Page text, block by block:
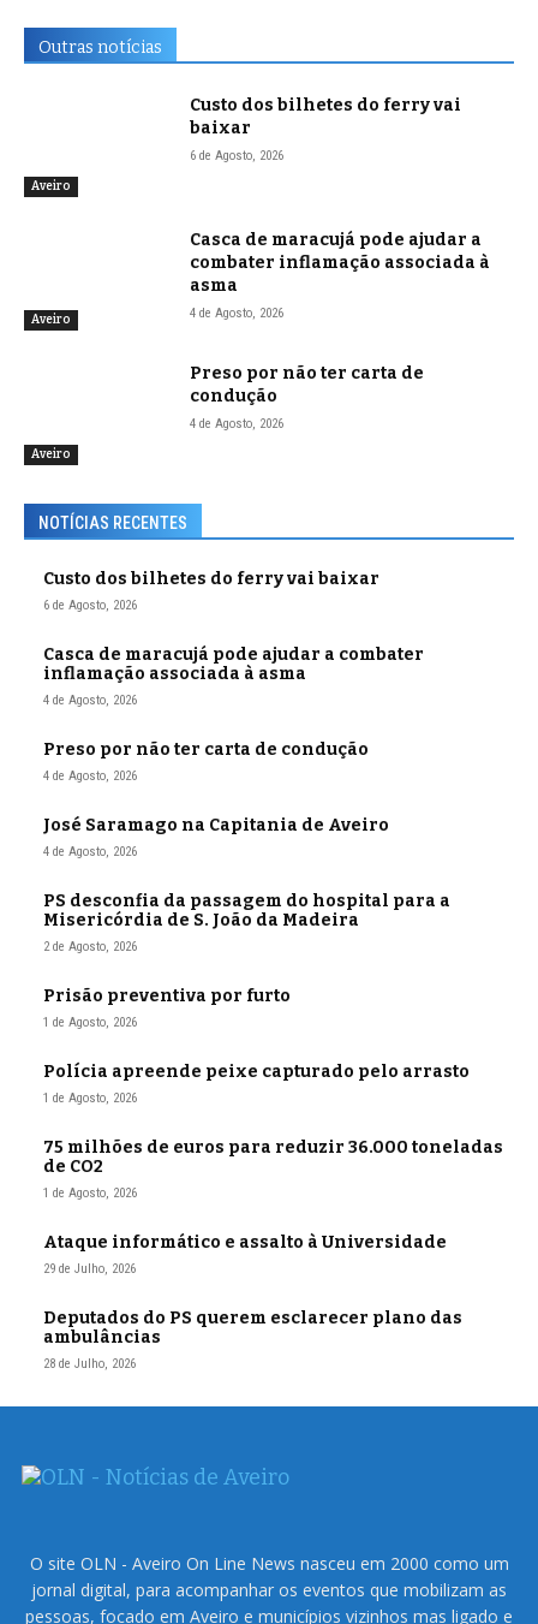
Outras notícias
Aveiro
Custo dos bilhetes do ferry vai
baixar
6 de Agosto, 2026
Aveiro
Casca de maracujá pode ajudar a
combater inflamação associada à
asma
4 de Agosto, 2026
Aveiro
Preso por não ter carta de
condução
4 de Agosto, 2026
NOTÍCIAS RECENTES
Custo dos bilhetes do ferry vai baixar
6 de Agosto, 2026
Casca de maracujá pode ajudar a combater
inflamação associada à asma
4 de Agosto, 2026
Preso por não ter carta de condução
4 de Agosto, 2026
José Saramago na Capitania de Aveiro
4 de Agosto, 2026
PS desconfia da passagem do hospital para a
Misericórdia de S. João da Madeira
2 de Agosto, 2026
Prisão preventiva por furto
1 de Agosto, 2026
Polícia apreende peixe capturado pelo arrasto
1 de Agosto, 2026
75 milhões de euros para reduzir 36.000 toneladas
de CO2
1 de Agosto, 2026
Ataque informático e assalto à Universidade
29 de Julho, 2026
Deputados do PS querem esclarecer plano das
ambulâncias
28 de Julho, 2026
O site OLN - Aveiro On Line News nasceu em 2000 como um
jornal digital, para acompanhar os eventos que mobilizam as
pessoas, focado em Aveiro e municípios vizinhos mas ligado e